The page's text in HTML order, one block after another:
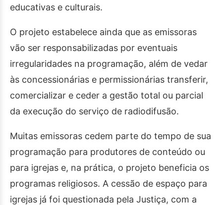
educativas e culturais.
O projeto estabelece ainda que as emissoras
vão ser responsabilizadas por eventuais
irregularidades na programação, além de vedar
às concessionárias e permissionárias transferir,
comercializar e ceder a gestão total ou parcial
da execução do serviço de radiodifusão.
Muitas emissoras cedem parte do tempo de sua
programação para produtores de conteúdo ou
para igrejas e, na prática, o projeto beneficia os
programas religiosos. A cessão de espaço para
igrejas já foi questionada pela Justiça, com a